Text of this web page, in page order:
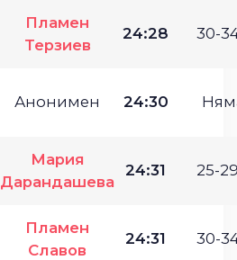
Пламен
Терзиев
24:28 30-
Анонимен 24:30
Мария
Дарандашева
24:31 25-
Пламен
Славов
24:31 30-